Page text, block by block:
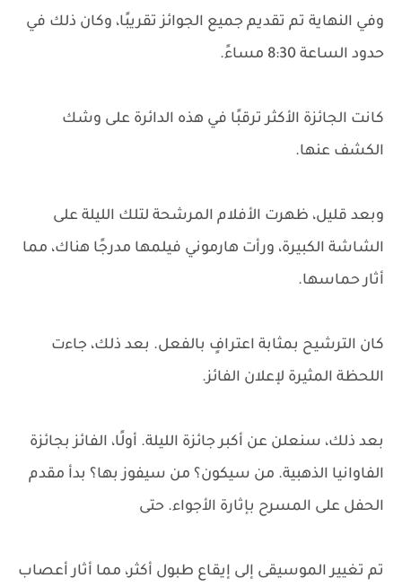
وفي النهاية تم تقديم جميع الجوائز تقريبًا، وكان ذلك في
حدود الساعة 8:30 مساءً.
كانت الجائزة الأكثر ترقبًا في هذه الدائرة على وشك
الكشف عنها.
وبعد قليل، ظهرت الأفلام المرشحة لتلك الليلة على
الشاشة الكبيرة، ورأت هارموني فيلمها مدرجًا هناك، مما
أثار حماسها.
كان الترشيح بمثابة اعترافٍ بالفعل. بعد ذلك، جاءت
اللحظة المثيرة لإعلان الفائز.
بعد ذلك، سنعلن عن أكبر جائزة الليلة. أولًا، الفائز بجائزة
الفاوانيا الذهبية. من سيكون؟ من سيفوز بها؟ بدأ مقدم
الحفل على المسرح بإثارة الأجواء. حتى
تم تغيير الموسيقى إلى إيقاع طبول أكثر، مما أثار أعصاب